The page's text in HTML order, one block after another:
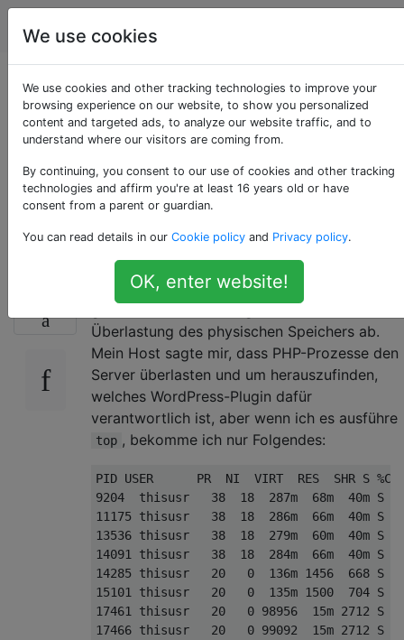
Webmaster
Probleme mit der
physischen
Speichernutzung mit
WordPress-Plugins
Gelegentlich stürzt meine mit GoDaddy
gehostete Website aufgrund einer
Überlastung des physischen Speichers ab.
Mein Host sagte mir, dass PHP-Prozesse den
Server überlasten und um herauszufinden,
welches WordPress-Plugin dafür
verantwortlich ist, aber wenn ich es ausführe
top , bekomme ich nur Folgendes:
PID USER      PR  NI  VIRT  RES  SHR S %
9204
  thisusr
38 18 287m 68m 40m S
11175 thisusr 38 18 286m 66m 40m S
13536 thisusr 38 18 279m 60m 40m S
14091
thisusr 38 18 284m 66m 40m S
14285 thisusr 20 0 136m 1456 668 S
15101
thisusr 20 0 135m 1500 704 S
17461
thisusr 20 0 98956 15m 2712 S
17466 thisusr 20 0 99092 15m 2712 S
We use cookies
We use cookies and other tracking technologies to improve your
browsing experience on our website, to show you personalized
content and targeted ads, to analyze our website traffic, and to
understand where our visitors are coming from.
By continuing, you consent to our use of cookies and other tracking
technologies and affirm you're at least 16 years old or have
consent from a parent or guardian.
You can read details in our Cookie policy and Privacy policy.
OK, enter website!